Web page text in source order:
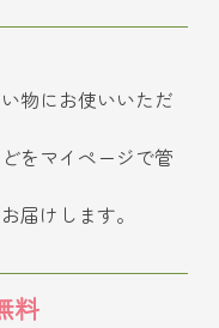
物にお使いいただ
をマイページで管
届けします。
料